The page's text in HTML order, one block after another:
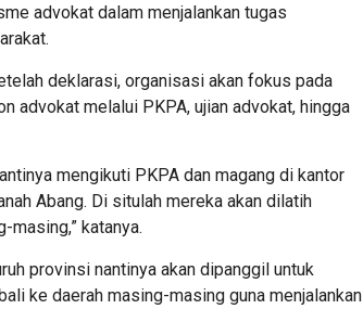
advokat dalam menjalankan tugas
deklarasi, organisasi akan fokus pada
advokat melalui PKPA, ujian advokat, hingga
mengikuti PKPA dan magang di kantor
Abang. Di situlah mereka akan dilatih
masing,” katanya.
provinsi nantinya akan dipanggil untuk
ke daerah masing-masing guna menjalankan